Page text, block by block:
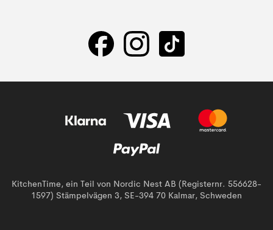
KitchenTime, ein Teil von Nordic Nest AB (Registernr. 556628-
1597) Stämpelvägen 3, SE-394 70 Kalmar, Schweden